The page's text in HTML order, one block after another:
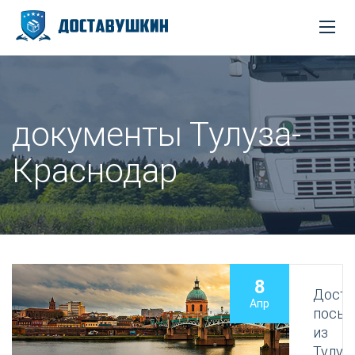
документы Тулуза-
Краснодар
8
Апр
из